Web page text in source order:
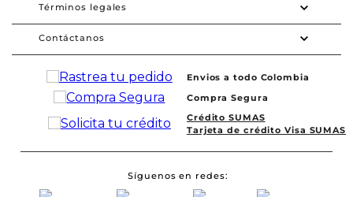
Términos legales
Contáctanos
Envios a todo Colombia
Compra Segura
Crédito SUMAS
Tarjeta de crédito Visa SUMAS
Síguenos en redes